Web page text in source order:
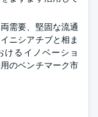
需要、堅固な流通
ニシアチブと相ま
けるイノベーショ
のベンチマーク市